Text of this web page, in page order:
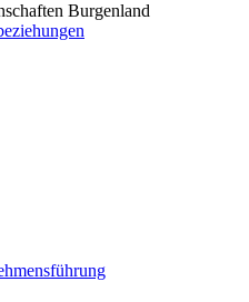
Burgenland